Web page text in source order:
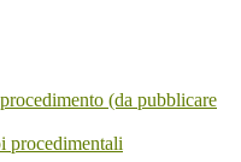
(da pubblicare
procedimentali